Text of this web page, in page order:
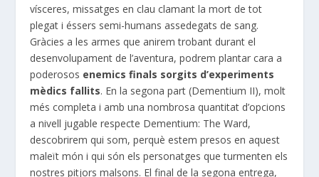
vísceres, missatges en clau clamant la mort de tot
plegat i éssers semi-humans assedegats de sang.
Gràcies a les armes que anirem trobant durant el
desenvolupament de l’aventura, podrem plantar cara a
poderosos enemics finals sorgits d’experiments
mèdics fallits. En la segona part (Dementium II), molt
més completa i amb una nombrosa quantitat d’opcions
a nivell jugable respecte Dementium: The Ward,
descobrirem qui som, perquè estem presos en aquest
maleït món i qui són els personatges que turmenten els
nostres pitjors malsons. El final de la segona entrega,